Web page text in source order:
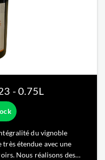
- 0.75L
du vignoble
très étendue avec une
Nous réalisons des